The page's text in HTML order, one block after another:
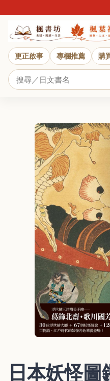
更正啟事 專欄推薦 購
日本妖怪